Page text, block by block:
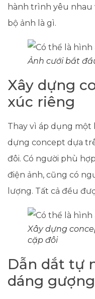
hành trình yêu nhau
bộ ảnh là gì.
Ảnh cưới bắt
Xây dựng
xúc riêng
Thay vì áp dụng một
dựng concept dựa
đôi. Có người phù
điện ảnh, cũng có
lượng. Tất cả đều
Xây dựng
cặp đôi
Dẫn dắt tự
dáng